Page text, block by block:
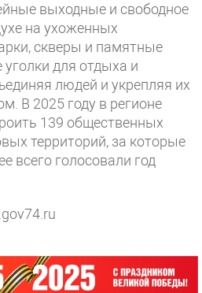
выходные и свободное
на ухоженных
скверы и памятные
для отдыха и
людей и укрепляя их
В 2025 году в регионе
139 общественных
территорий, за которые
всего голосовали год